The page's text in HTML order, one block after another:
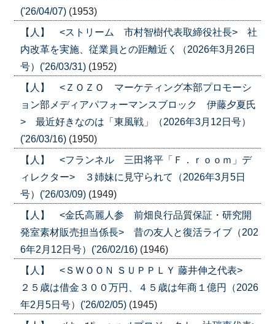
('26/04/07) (1953)
【人】 <ストリーム 市村智樹代表取締役社長> 社
内改革を実施、従業員との距離近く（2026年3月26日
号）('26/03/31) (1952)
【人】 <ＺＯＺＯ マーケティング本部プロモーシ
ョン部メディアパフォーマンスブロック 伊藤夕夏氏
> 最近好きなのは「東風戦」（2026年3月12日号）
('26/03/16) (1950)
【人】 <フランネル 三田将平「Ｆ．ｒｏｏｍ」デ
ィレクター> ３姉妹に見守られて（2026年3月5日
号）('26/03/09) (1949)
【人】 <金氏高麗人参 前畑良行品質保証・研究開
発室素材販売担当係長> 昔の友人と復活ライブ（202
6年2月12日号）('26/02/16) (1946)
【人】 <ＳＷＯＯＮ ＳＵＰＰＬＹ 藤井伸之代表>
２５歳は借金３００万円、４５歳は年商１億円（2026
年2月5日号）('26/02/05) (1945)